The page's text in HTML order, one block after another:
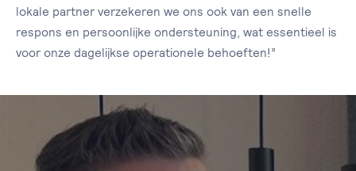
lokale partner verzekeren we ons ook van een snelle
respons en persoonlijke ondersteuning, wat essentieel is
voor onze dagelijkse operationele behoeften!”